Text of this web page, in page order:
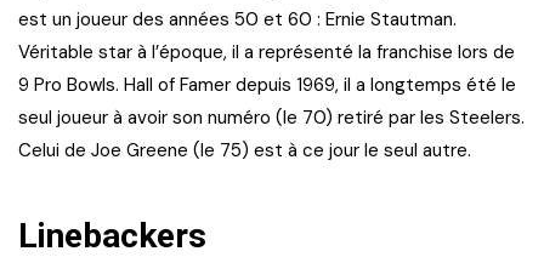
est un joueur des années 50 et 60 : Ernie Stautman.
Véritable star à l’époque, il a représenté la franchise lors de
9 Pro Bowls. Hall of Famer depuis 1969, il a longtemps été le
seul joueur à avoir son numéro (le 70) retiré par les Steelers.
Celui de Joe Greene (le 75) est à ce jour le seul autre.
Linebackers